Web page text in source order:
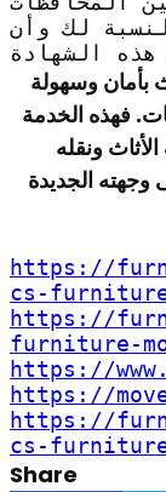
لك وأن
بأمان وسهولة
فهذه الخدمة
ونقله
وجهته الجديدة
https://
cs-
https://
furniture-
https://
https://
https://
cs-
Share